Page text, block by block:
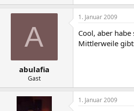
A
abulafia
Gast
1. Januar 2009
Cool, aber
Mittlerweile
1. Januar 2009